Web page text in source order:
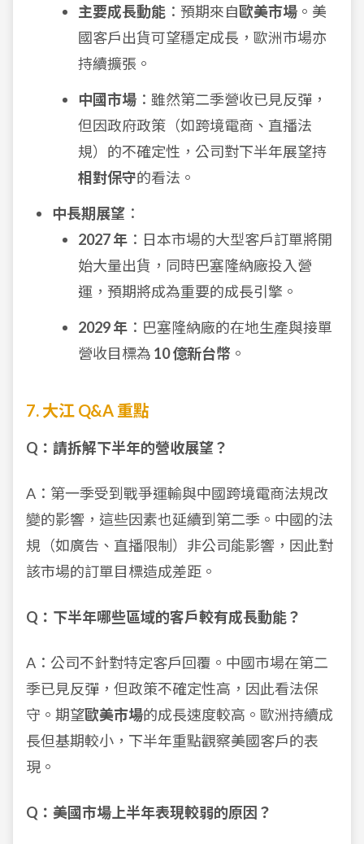
主要成長動能 ：預期來自歐美市場 。美
國客戶出貨可望穩定成長，歐洲市場亦
持續擴張。
中國市場 ：雖然第二季營收已見反彈，
但因政府政策（如跨境電商、直播法
規）的不確定性，公司對下半年展望持
相對保守的看法。
中長期展望 ：
2027 年 ：日本市場的大型客戶訂單將開
始大量出貨，同時巴塞隆納廠投入營
運，預期將成為重要的成長引擎。
2029 年 ：巴塞隆納廠的在地生產與接單
營收目標為 10 億新台幣 。
7. 大江 Q&A 重點
Q：請拆解下半年的營收展望？
A：第一季受到戰爭運輸與中國跨境電商法規改
變的影響，這些因素也延續到第二季。中國的法
規（如廣告、直播限制）非公司能影響，因此對
該市場的訂單目標造成差距。
Q：下半年哪些區域的客戶較有成長動能？
A：公司不針對特定客戶回覆。中國市場在第二
季已見反彈，但政策不確定性高，因此看法保
守。期望歐美市場的成長速度較高。歐洲持續成
長但基期較小，下半年重點觀察美國客戶的表
現。
Q：美國市場上半年表現較弱的原因？